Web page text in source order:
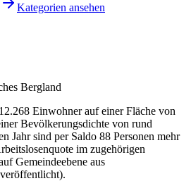
Kategorien ansehen
Bergland
Einwohner auf einer Fläche von
Bevölkerungsdichte von rund
Jahr sind per Saldo 88 Personen mehr
im zugehörigen
Gemeindeebene aus